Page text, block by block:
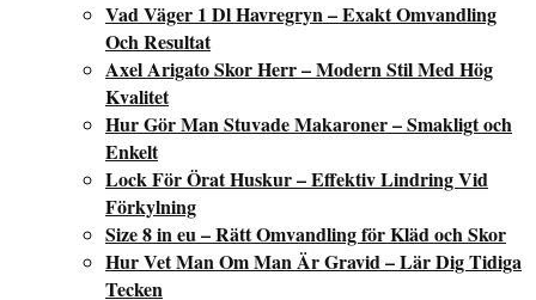
Vad Väger 1 Dl Havregryn – Exakt Omvandling
Och Resultat
Axel Arigato Skor Herr – Modern Stil Med Hög
Kvalitet
Hur Gör Man Stuvade Makaroner – Smakligt och
Enkelt
Lock För Örat Huskur – Effektiv Lindring Vid
Förkylning
Size 8 in eu – Rätt Omvandling för Kläd och Skor
Hur Vet Man Om Man Är Gravid – Lär Dig Tidiga
Tecken